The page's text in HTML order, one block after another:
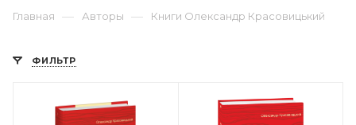
Главная — Авторы — Книги Олександр Красовицький
ФИЛЬТР